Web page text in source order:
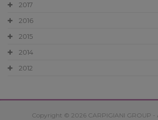
2017
2016
2015
2014
2012
Copyright © 2026 CARPIGIANI GROUP -